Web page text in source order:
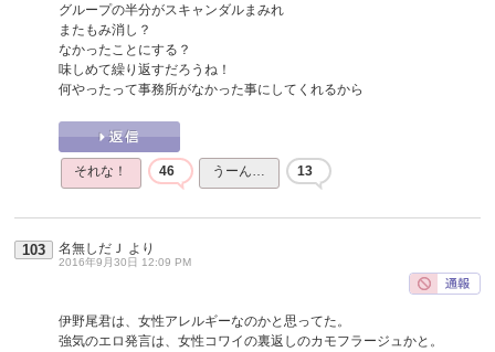
グループの半分がスキャンダルまみれ
またもみ消し？
なかったことにする？
味しめて繰り返すだろうね！
何やったって事務所がなかった事にしてくれるから
それな！ 46 うーん… 13
103 名無しだＪ より
2016年9月30日 12:09 PM
伊野尾君は、女性アレルギーなのかと思ってた。
強気のエロ発言は、女性コワイの裏返しのカモフラージュかと。